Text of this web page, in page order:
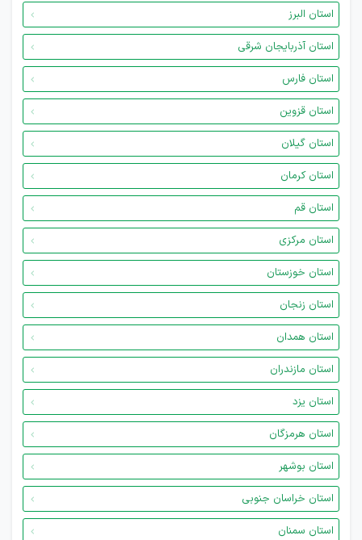
استان البرز
استان آذربایجان شرقی
استان فارس
استان قزوین
استان گیلان
استان کرمان
استان قم
استان مرکزی
استان خوزستان
استان زنجان
استان همدان
استان مازندران
استان یزد
استان هرمزگان
استان بوشهر
استان خراسان جنوبی
استان سمنان